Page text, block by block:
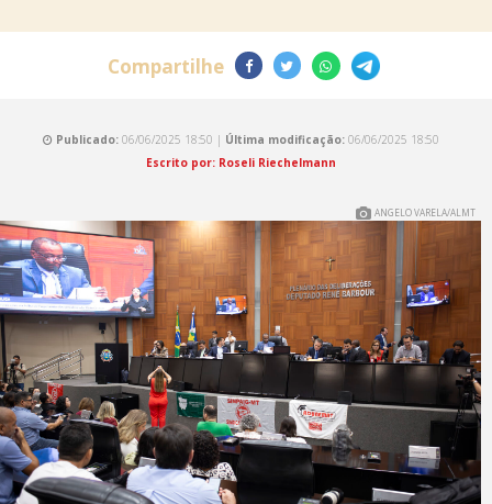
Compartilhe
Publicado: 06/06/2025 18:50 | Última modificação: 06/06/2025 18:50
Escrito por: Roseli Riechelmann
ANGELO VARELA/ALMT